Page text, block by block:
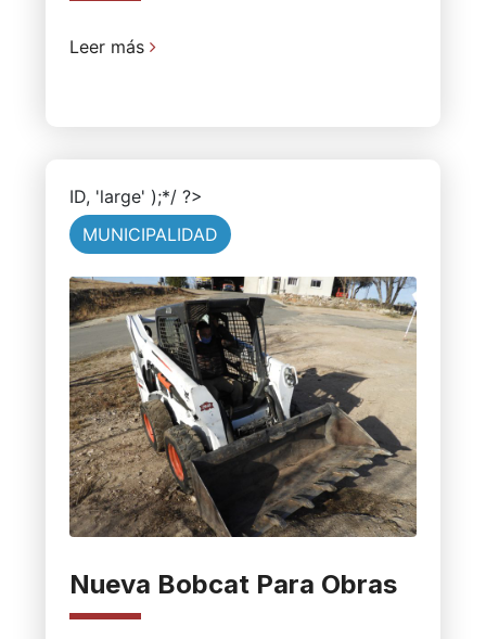
Leer más
ID, 'large' );*/ ?>
MUNICIPALIDAD
Nueva Bobcat Para Obras